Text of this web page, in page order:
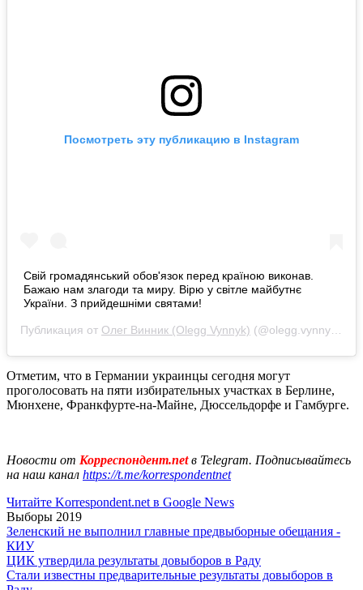
Посмотреть эту публикацию в Instagram
Свій громадянський обов'язок перед країною виконав.
Бажаю нам злагоди та миру. Вірю у світле майбутнє
України. З прийдешніми святами!
Публикация от Олег Винник (Olegg Vynnyk) (@olegg.vynnyk)
Отметим, что в Германии украинцы сегодня могут
проголосовать на пяти избирательных участках в Берлине,
Мюнхене, Франкфурте-на-Майне, Дюссельдорфе и Гамбурге.
Новости от Корреспондент.netв Telegram. Подписывайтесь
на наш канал https://t.me/korrespondentnet
Читайте Korrespondent.net в Google News
Выборы 2019
Зеленский не выполнил главные предвыборные обещания -
КИУ
ЦИК утвердила результаты довыборов в Раду
Стали известны предварительные результаты довыборов в